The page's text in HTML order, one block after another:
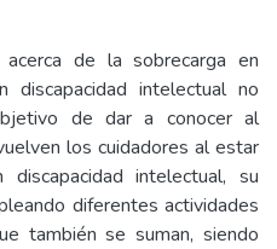
de la sobrecarga en
discapacidad intelectual no
de dar a conocer al
los cuidadores al estar
intelectual, su
diferentes actividades
también se suman, siendo